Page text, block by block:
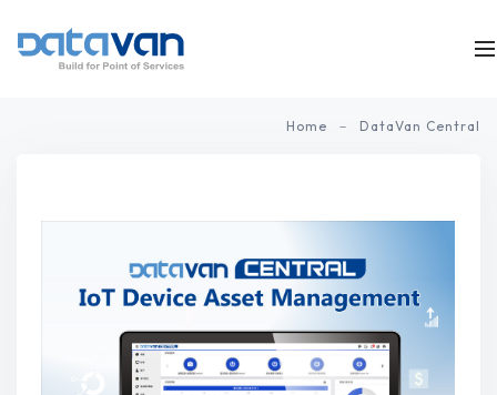
Home DataVan Central